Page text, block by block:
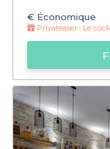
€ Économique
Privateaser : Le